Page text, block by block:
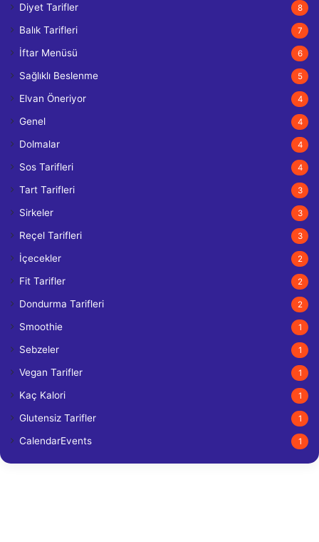
Diyet Tarifler 8
Balık Tarifleri 7
İftar Menüsü 6
Sağlıklı Beslenme 5
Elvan Öneriyor 4
Genel 4
Dolmalar 4
Sos Tarifleri 4
Tart Tarifleri 3
Sirkeler 3
Reçel Tarifleri 3
İçecekler 2
Fit Tarifler 2
Dondurma Tarifleri 2
Smoothie 1
Sebzeler 1
Vegan Tarifler 1
Kaç Kalori 1
Glutensiz Tarifler 1
CalendarEvents 1